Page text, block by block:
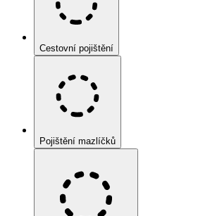
Cestovní pojištění
Pojištění mazlíčků